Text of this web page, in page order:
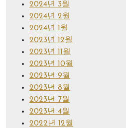
2024년 3월
2024년 2월
2024년 1월
2023년 12월
2023년 11월
2023년 10월
2023년 9월
2023년 8월
2023년 7월
2023년 4월
2022년 12월